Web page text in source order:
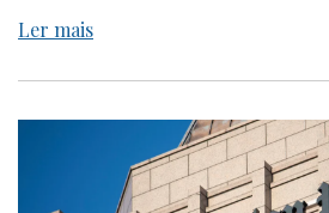
Ler mais